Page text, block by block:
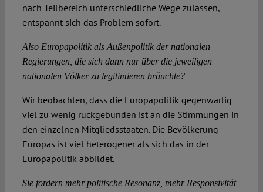
nach Teilbereich unterschiedliche Wege zulassen,
entspannt sich das Problem sofort.
Also Europapolitik als Außenpolitik der nationalen
Regierungen, die sich dann nur über die jeweiligen
nationalen Völker zu legitimieren bräuchte?
Wir beobachten, dass die Europapolitik gegenwärtig
viel zu wenig rückgebunden ist an die Stimmungen in
den einzelnen Mitgliedsstaaten. Die Bevölkerung
Europas ist viel heterogener als sich das in der
Europapolitik abbildet.
Sie fordern mehr politische Resonanz, mehr Responsivität